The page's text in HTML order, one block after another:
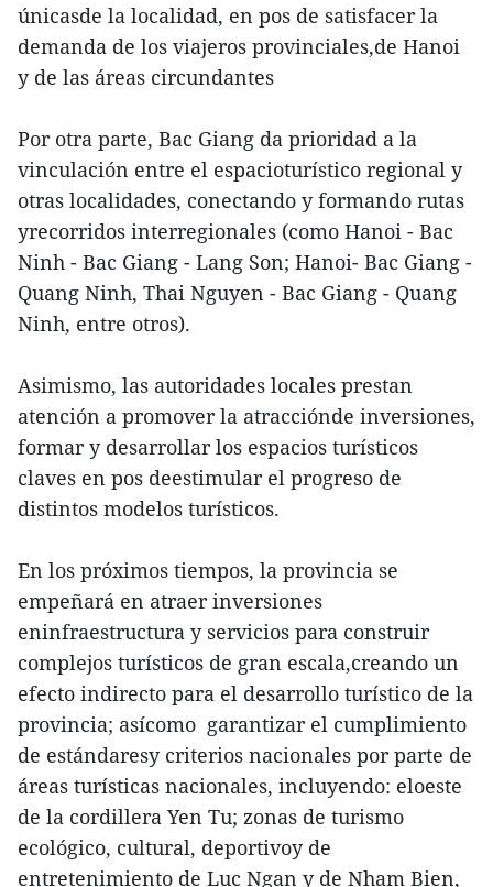
únicasde la localidad, en pos de satisfacer la
demanda de los viajeros provinciales,de Hanoi
y de las áreas circundantes
Por otra parte, Bac Giang da prioridad a la
vinculación entre el espacioturístico regional y
otras localidades, conectando y formando rutas
yrecorridos interregionales (como Hanoi - Bac
Ninh - Bac Giang - Lang Son; Hanoi- Bac Giang -
Quang Ninh, Thai Nguyen - Bac Giang - Quang
Ninh, entre otros).
Asimismo, las autoridades locales prestan
atención a promover la atracciónde inversiones,
formar y desarrollar los espacios turísticos
claves en pos deestimular el progreso de
distintos modelos turísticos.
En los próximos tiempos, la provincia se
empeñará en atraer inversiones
eninfraestructura y servicios para construir
complejos turísticos de gran escala,creando un
efecto indirecto para el desarrollo turístico de la
provincia; asícomo garantizar el cumplimiento
de estándaresy criterios nacionales por parte de
áreas turísticas nacionales, incluyendo: eloeste
de la cordillera Yen Tu; zonas de turismo
ecológico, cultural, deportivoy de
entretenimiento de Luc Ngan y de Nham Bien,